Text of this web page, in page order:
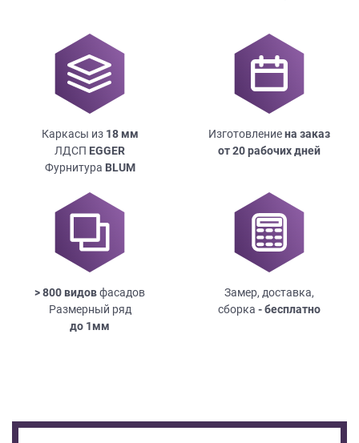
Каркасы из 18мм
ЛДСП EGGER
Фурнитура BLUM
Изготовлениена заказ
от 20 рабочих дней
> 800 видовфасадов
Размерный ряд
до 1мм
Замер, доставка,
сборка - бесплатно